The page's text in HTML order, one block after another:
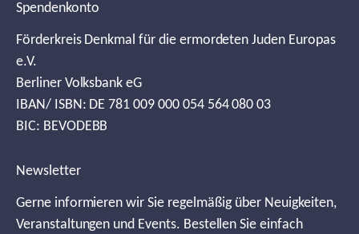
Spendenkonto
Förderkreis Denkmal für die ermordeten Juden Europas
e.V.
Berliner Volksbank eG
IBAN/ ISBN: DE 781 009 000 054 564 080 03
BIC: BEVODEBB
Newsletter
Gerne informieren wir Sie regelmäßig über Neuigkeiten,
Veranstaltungen und Events. Bestellen Sie einfach